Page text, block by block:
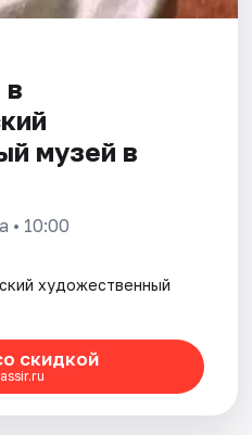
в
музей в
• 10:00
художественный
скидкой